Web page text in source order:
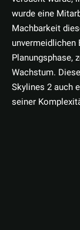
wurde eine
Machbarkeit
unvermeidlichen
Planungsphase,
Wachstum.
Skylines 2 auch
seiner